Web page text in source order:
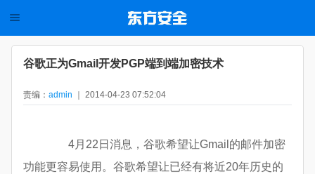
谷歌正为Gmail开发PGP端到端加密技术
责编： admin ｜ 2014-04-23 07:52:04
4月22日消息，谷歌希望让Gmail的邮件加密
功能更容易使用。谷歌希望让已经有将近20年历史的